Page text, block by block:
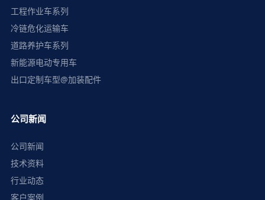
工程作业车系列
冷链危化运输车
道路养护车系列
新能源电动专用车
出口定制车型@加装配件
公司新闻
公司新闻
技术资料
行业动态
客户案例